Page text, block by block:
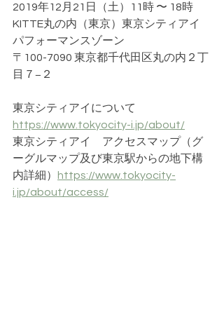
2019年12月21日（土）11時 〜 18時
KITTE丸の内（東京）東京シティアイ
パフォーマンスゾーン
〒100-7090 東京都千代田区丸の内２丁
目７−２
東京シティアイについて
https://www.tokyocity-i.jp/about/
東京シティアイ　アクセスマップ（グ
ーグルマップ及び東京駅からの地下構
内詳細）
https://www.tokyocity-
i.jp/about/access/